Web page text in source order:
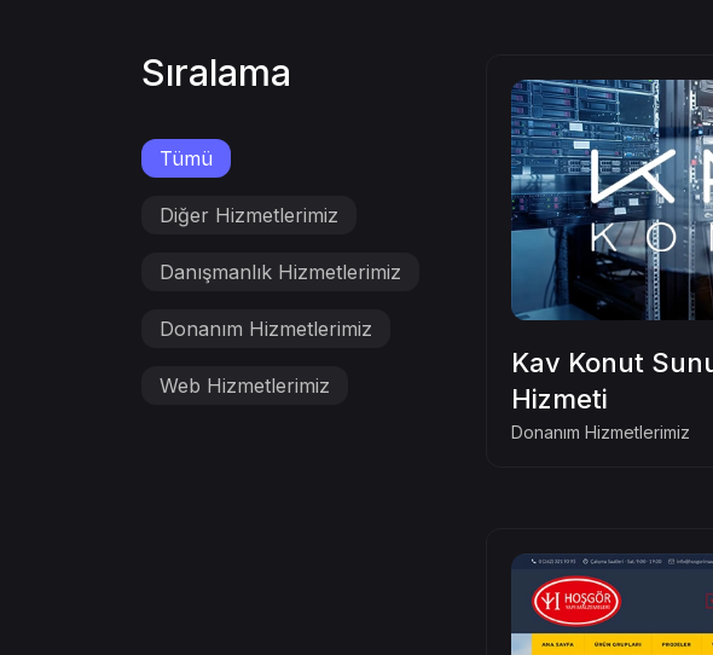
Sıralama
Tümü
Diğer Hizmetlerimiz
Danışmanlık Hizmetlerimiz
Donanım Hizmetlerimiz
Web Hizmetlerimiz
Kav Konut
Hizmeti
Donanım Hizmetlerimiz